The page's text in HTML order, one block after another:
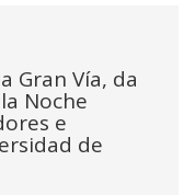
Gran Vía, da
Noche
e
de